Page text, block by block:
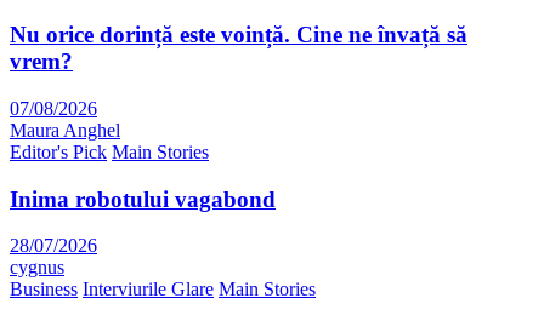
Nu orice dorință este voință. Cine ne învață să
vrem?
07/08/2026
Maura Anghel
Editor's Pick Main Stories
Inima robotului vagabond
28/07/2026
cygnus
Business Interviurile Glare Main Stories